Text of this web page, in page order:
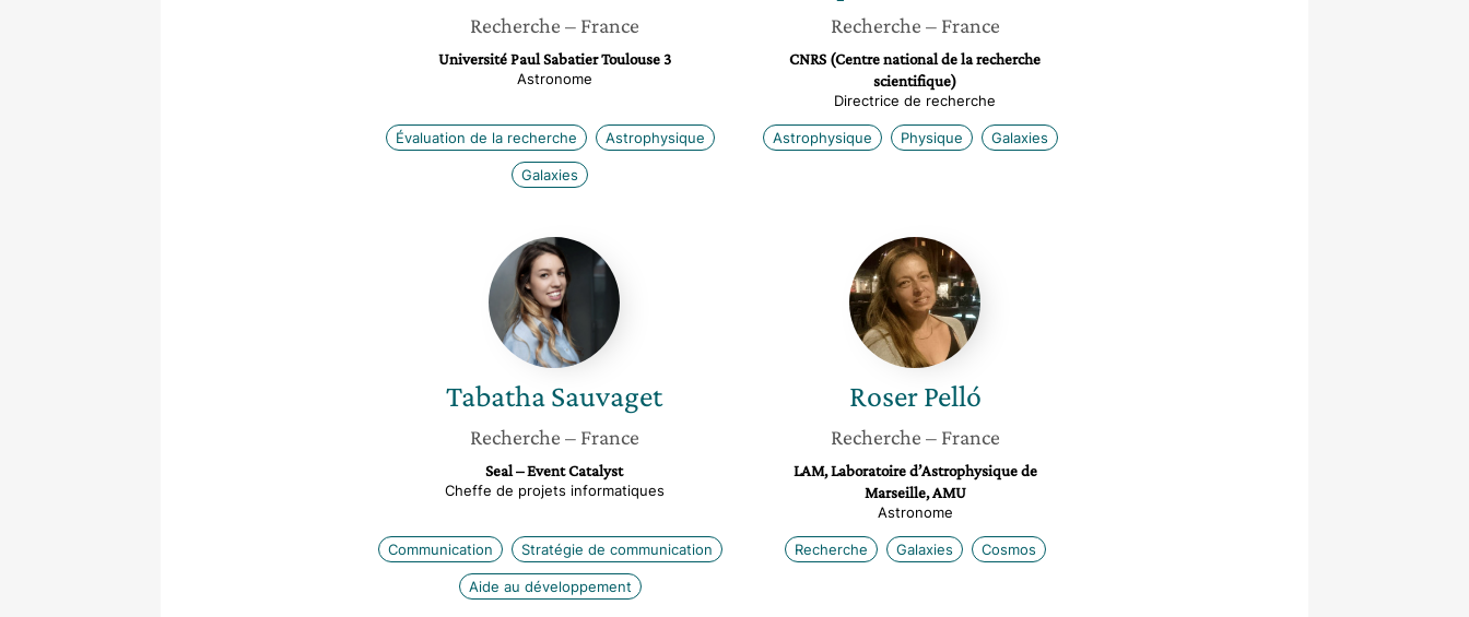
Recherche – France
Université Paul Sabatier Toulouse 3
Astronome
Évaluation de la recherche Astrophysique
Galaxies
Recherche – France
CNRS (Centre national de la recherche
scientifique)
Directrice de recherche
Astrophysique Physique Galaxies
Tabatha
Sauvaget
TabathaSauvaget
Recherche – France
Seal – Event Catalyst
Cheffe de projets informatiques
Communication Stratégie de communication
Aide au développement
Roser
Pelló
Roser Pelló
Recherche – France
LAM, Laboratoire d’Astrophysique de
Marseille, AMU
Astronome
Recherche Galaxies Cosmos